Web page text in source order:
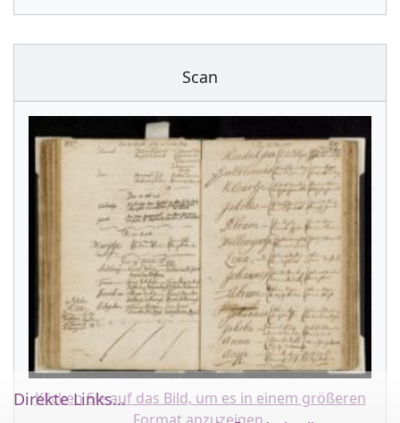
Scan
Klicken Sie auf das Bild, um es in einem größeren
Direkte Links...